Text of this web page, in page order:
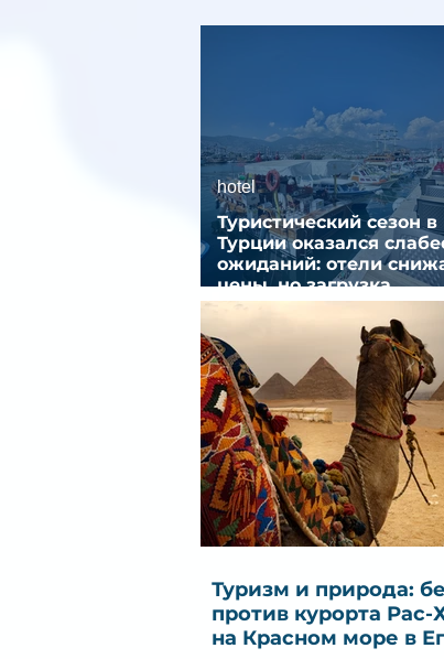
Туристический сезон в
Турции оказался
ожиданий: отели
цены, но загрузка
остается низкой
hotel
Туризм и природа:
против курорта Рас-
на Красном море в